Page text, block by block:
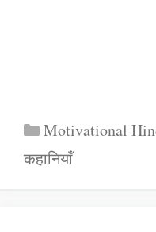
Categories
Motivational
कहानियाँ